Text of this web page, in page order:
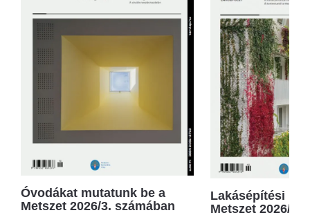
Óvodákat mutatunk be a
Metszet 2026/3. számában
Lakásépítési
Metszet 2026/2.